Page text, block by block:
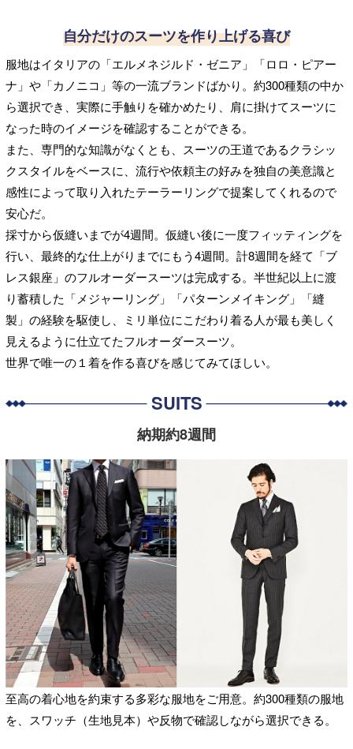
自分だけのスーツを作り上げる喜び
服地はイタリアの「エルメネジルド・ゼニア」「ロロ・ピアー
ナ」や「カノニコ」等の一流ブランドばかり。約300種類の中か
ら選択でき、実際に手触りを確かめたり、肩に掛けてスーツに
なった時のイメージを確認することができる。
また、専門的な知識がなくとも、スーツの王道であるクラシッ
クスタイルをベースに、流行や依頼主の好みを独自の美意識と
感性によって取り入れたテーラーリングで提案してくれるので
安心だ。
採寸から仮縫いまでが4週間。仮縫い後に一度フィッティングを
行い、最終的な仕上がりまでにもう4週間。計8週間を経て「ブ
レス銀座」のフルオーダースーツは完成する。半世紀以上に渡
り蓄積した「メジャーリング」「パターンメイキング」「縫
製」の経験を駆使し、ミリ単位にこだわり着る⼈が最も美しく
⾒えるように仕立てたフルオーダースーツ。
世界で唯一の１着を作る喜びを感じてみてほしい。
SUITS
納期約8週間
至高の着心地を約束する多彩な服地をご用意。約300種類の服地
を、スワッチ（生地見本）や反物で確認しながら選択できる。